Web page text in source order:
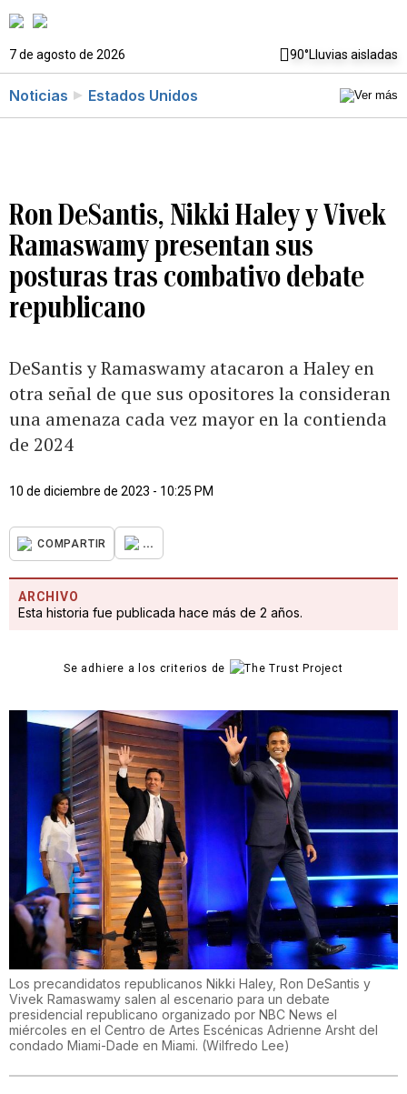
7 de agosto de 2026 90°Lluvias aisladas
Noticias Estados Unidos
Ron DeSantis, Nikki Haley y Vivek
Ramaswamy presentan sus
posturas tras combativo debate
republicano
DeSantis y Ramaswamy atacaron a Haley en
otra señal de que sus opositores la consideran
una amenaza cada vez mayor en la contienda
de 2024
10 de diciembre de 2023 - 10:25 PM
COMPARTIR ...
ARCHIVO
Esta historia fue publicada hace más de 2 años.
Se adhiere a los criterios de
Los precandidatos republicanos Nikki Haley, Ron DeSantis y
Vivek Ramaswamy salen al escenario para un debate
presidencial republicano organizado por NBC News el
miércoles en el Centro de Artes Escénicas Adrienne Arsht del
condado Miami-Dade en Miami. (Wilfredo Lee)